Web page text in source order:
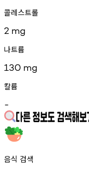
콜레스트롤
2 mg
나트륨
130 mg
칼륨
-
음식 검색